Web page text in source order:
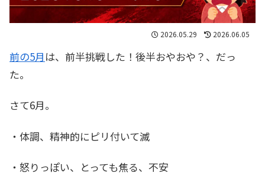
2026.05.29 2026.06.05
前の5月 は、前半挑戦した！後半おやおや？、だっ
た。
さて6月。
・体調、精神的にピリ付いて滅
・怒りっぽい、とっても焦る、不安